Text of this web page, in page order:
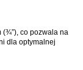
(¾”), co pozwala na
dla optymalnej